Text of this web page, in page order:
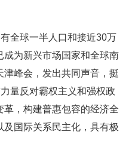
球一半人口和接近30万
为新兴市场国家和全球南
峰会，发出共同声音，挺
量反对霸权主义和强权政
，构建普惠包容的经济全
国际关系民主化，具有极